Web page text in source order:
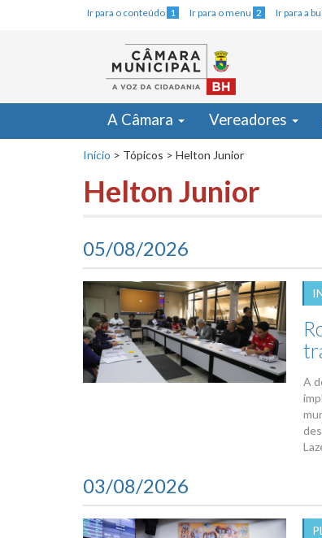
Ir para o conteúdo 1 Ir para o menu 2 Ir para a
A Câmara Vereadores
Início > Tópicos > Helton Junior
Helton Junior
05/08/2026
A
03/08/2026